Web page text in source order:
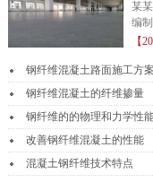
某某
编
【
钢纤维混凝土路面施工方案
钢纤维混凝土的纤维掺量
钢纤维的的物理和力学性
改善钢纤维混凝土的性能
混凝土钢纤维技术特点